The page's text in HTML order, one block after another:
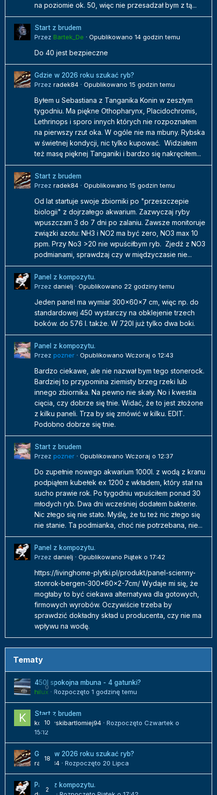
na poziomie ok. 50, więc nie przesadzał bym z tą...
Start z brudem
Przez Bartek_De · Opublikowano 14 godzin temu
Do 40 jest bezpieczne
Gdzie w 2026 roku szukać ryb?
Przez radek84 · Opublikowano 15 godzin temu
Byłem u Sebastiana z Tanganika Konin w zeszłym
tygodniu. Ma piękne Othopharynx, Placidochromis,
Lethrinops i sporo innych których nie rozpoznałem
na pierwszy rzut oka. W ogóle nie ma mbuny. Rybska
w świetnej kondycji, nic tylko kupować. Widziałem
też masę pięknej Tanganiki i bardzo się nakręciłem...
Start z brudem
Przez radek84 · Opublikowano 15 godzin temu
Od lat startuje swoje zbiorniki po "przeszczepie
biologii" z dojrzałego akwarium. Zazwyczaj ryby
wpuszczam 3 do 7 dni po zalaniu. Zawsze monitoruje
związki azotu: NH3 i NO2 ma być zero, NO3 max 10
ppm. Przy No3 >20 nie wpuściłbym ryb. Zjedź z NO3
podmianami, sprawdzaj czy w międzyczasie nie...
Panel z kompozytu.
Przez danielj · Opublikowano 22 godziny temu
Jeden panel ma wymiar 300x60x7 cm, więc np. do
standardowej 450 wystarczy na obklejenie trzech
boków. do 576 l. także. W 720l już tylko dwa boki.
Panel z kompozytu.
Przez pozner · Opublikowano Wczoraj o 12:43
Bardzo ciekawe, ale nie nazwał bym tego stonerock.
Bardziej to przypomina ziemisty brzeg rzeki lub
innego zbiornika. Na pewno nie skały. No i kwestia
cięcia, czy dobrze się tnie. Widać, że to jest złożone
z kilku paneli. Trza by się zmówić w kilku. EDIT.
Podobno dobrze się tnie.
Start z brudem
Przez pozner · Opublikowano Wczoraj o 12:37
Do zupełnie nowego akwarium 1000l. z wodą z kranu
podpiąłem kubełek ex 1200 z wkładem, który stał na
sucho prawie rok. Po tygodniu wpuściłem ponad 30
młodych ryb. Dwa dni wcześniej dodałem bakterie.
Nic złego się nie stało. Myślę, że tu też nic złego się
nie stanie. Ta podmianka, choć nie potrzebana, nie...
Panel z kompozytu.
Przez danielj · Opublikowano Piątek o 17:42
https://livinghome-plytki.pl/produkt/panel-scienny-
stonrok-bergen-300x60x2-7cm/ Wydaje mi się, że
mogłaby to być ciekawa alternatywa dla gotowych,
firmowych wyrobów. Oczywiście trzeba by
sprawdzić dokładny skład u producenta, czy nie ma
wpływu na wodę.
Tematy
0
450l spokojna mbuna - 4 gatunki?
hilux · Rozpoczęto 1 godzinę temu
10
Start z brudem
kozlowskibartlomiej94 · Rozpoczęto Czwartek o
15:12
18
Gdzie w 2026 roku szukać ryb?
radek84 · Rozpoczęto 20 Lipca
2
Panel z kompozytu.